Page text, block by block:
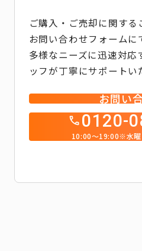
ご購入・ご売却に関する
お問い合わせフォームに
多様なニーズに迅速対応
ッフが丁寧にサポートい
お問い
0120-
10:00～19:00※水曜